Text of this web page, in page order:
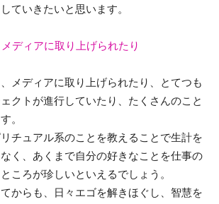
ていきたいと思います。
メディアに取り上げられたり、とてつも
クトが進行していたり、たくさんのこと
。
チュアル系のことを教えることで生計を
く、あくまで自分の好きなことを仕事の
ころが珍しいといえるでしょう。
からも、日々エゴを解きほぐし、智慧を